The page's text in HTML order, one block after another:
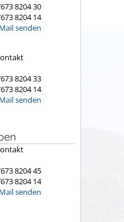
8204 30
8204 14
senden
8204 33
8204 14
senden
8204 45
8204 14
senden